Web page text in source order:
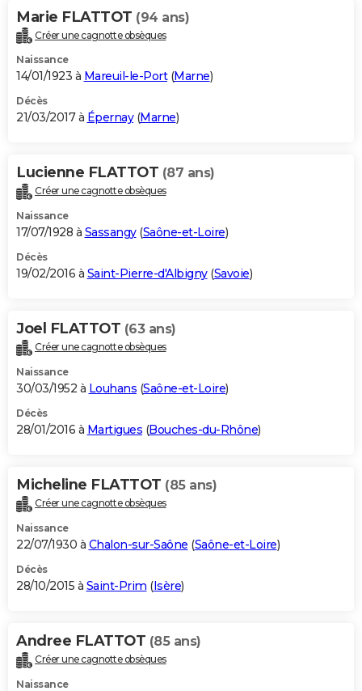
Marie FLATTOT (94 ans)
Créer une cagnotte obsèques
Naissance
14/01/1923 à Mareuil-le-Port(Marne)
Décès
21/03/2017 à Épernay(Marne)
Lucienne FLATTOT (87 ans)
Créer une cagnotte obsèques
Naissance
17/07/1928 à Sassangy(Saône-et-Loire)
Décès
19/02/2016 à Saint-Pierre-d'Albigny(Savoie)
Joel FLATTOT (63 ans)
Créer une cagnotte obsèques
Naissance
30/03/1952 à Louhans (Saône-et-Loire)
Décès
28/01/2016 à Martigues (Bouches-du-Rhône)
Micheline FLATTOT (85 ans)
Créer une cagnotte obsèques
Naissance
22/07/1930 à Chalon-sur-Saône (Saône-et-Loire)
Décès
28/10/2015 à Saint-Prim (Isère)
Andree FLATTOT (85 ans)
Créer une cagnotte obsèques
Naissance